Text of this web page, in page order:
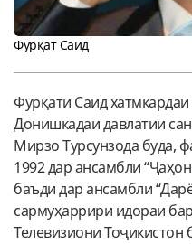
Фурқат Саид
Фурқати Саид
Донишкадаи давлатии
Мирзо Турсунзода буда,
1992 дар ансамбли
баъди дар ансамбли
сармуҳаррири идораи
Телевизиони Тоҷикистон